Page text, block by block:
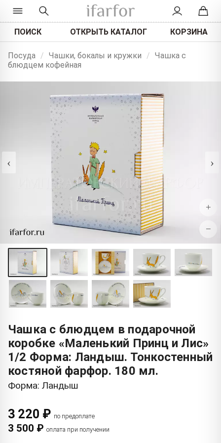
ПОИСК ОТКРЫТЬ КАТАЛОГ КОРЗИНА
Посуда / Чашки, бокалы и кружки / Чашка с
блюдцем кофейная
‹ ›
+
−
Чашка с блюдцем в подарочной
коробке «Маленький Принц и Лис»
1/2 Форма: Ландыш. Тонкостенный
костяной фарфор. 180 мл.
Форма: Ландыш
3 220 ₽ по предоплате
3 500 ₽ оплата при получении